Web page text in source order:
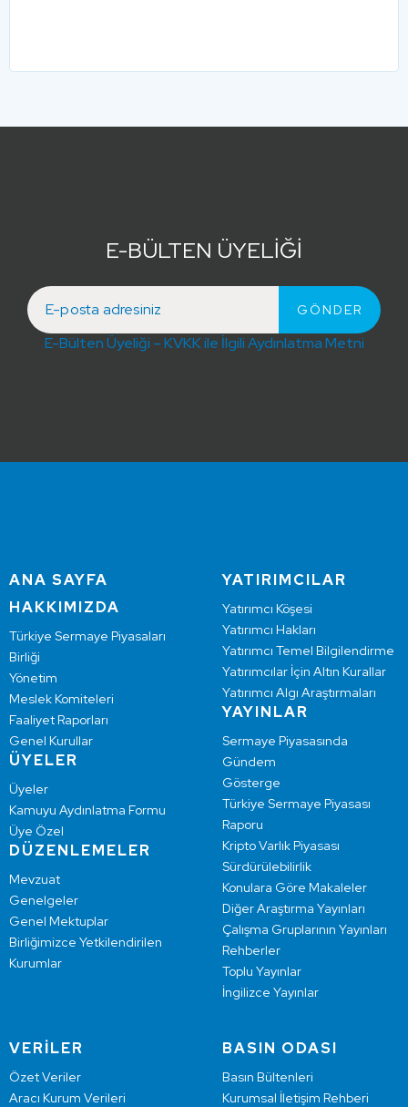
E-BÜLTEN ÜYELİĞİ
E-Bülten Üyeliği – KVKK ile İlgili Aydınlatma Metni
ANA SAYFA
HAKKIMIZDA
Türkiye Sermaye Piyasaları
Birliği
Yönetim
Meslek Komiteleri
Faaliyet Raporları
Genel Kurullar
ÜYELER
Üyeler
Kamuyu Aydınlatma Formu
Üye Özel
DÜZENLEMELER
Mevzuat
Genelgeler
Genel Mektuplar
Birliğimizce Yetkilendirilen
Kurumlar
YATIRIMCILAR
Yatırımcı Köşesi
Yatırımcı Hakları
Yatırımcı Temel Bilgilendirme
Yatırımcılar İçin Altın Kurallar
Yatırımcı Algı Araştırmaları
YAYINLAR
Sermaye Piyasasında
Gündem
Gösterge
Türkiye Sermaye Piyasası
Raporu
Kripto Varlık Piyasası
Sürdürülebilirlik
Konulara Göre Makaleler
Diğer Araştırma Yayınları
Çalışma Gruplarının Yayınları
Rehberler
Toplu Yayınlar
İngilizce Yayınlar
VERİLER
Özet Veriler
Aracı Kurum Verileri
BASIN ODASI
Basın Bültenleri
Kurumsal İletişim Rehberi